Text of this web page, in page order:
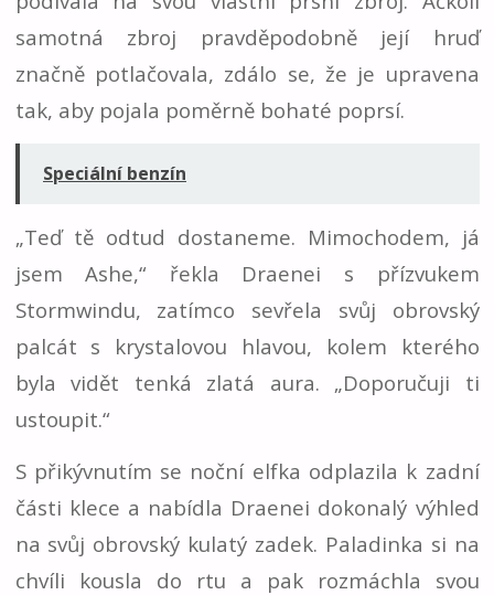
samotná zbroj pravděpodobně její hruď
značně potlačovala, zdálo se, že je upravena
tak, aby pojala poměrně bohaté poprsí.
Speciální benzín
„Teď tě odtud dostaneme. Mimochodem, já
jsem Ashe,“ řekla Draenei s přízvukem
Stormwindu, zatímco sevřela svůj obrovský
palcát s krystalovou hlavou, kolem kterého
byla vidět tenká zlatá aura. „Doporučuji ti
ustoupit.“
S přikývnutím se noční elfka odplazila k zadní
části klece a nabídla Draenei dokonalý výhled
na svůj obrovský kulatý zadek. Paladinka si na
chvíli kousla do rtu a pak rozmáchla svou